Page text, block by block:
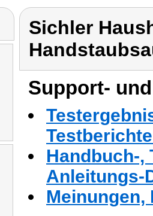
Sichler
Support-
Handbuch-,
Anleitungs-